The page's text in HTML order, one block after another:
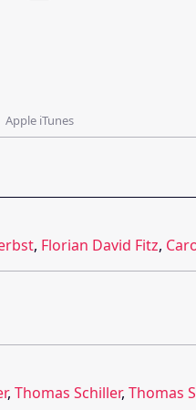
Apple iTunes
, Florian David Fitz,
, Thomas Schiller, Thomas